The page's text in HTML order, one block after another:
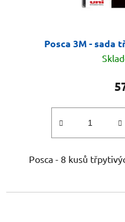
Posca 3M - sada
Posca - 8 kusů